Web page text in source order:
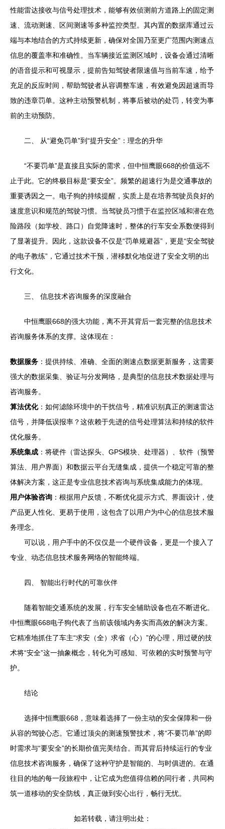
性能雷达接收与信号处理技术，能够有效侦测前方道路上的固定测
速、流动测速、区间测速等多种监控类型。其内置的数据库通过云
端与本地结合的方式持续更新，确保对全国乃至更广范围内测速点
信息的覆盖率和准确性。当车辆接近监测区域时，设备会通过清晰
的语音提示和可视显示，提前告知驾驶者限速值与当前车速，给予
充足的反应时间，帮助驾驶者从容调整车速，有效避免因超速而导
致的违章罚单。这种主动预警机制，将事后被动的处罚，转变为事
前的主动预防。
二、 从“避免罚单”到“提升安全”：理念的升华
“不要罚单”是直接且实际的需求，但中恒鹰眼668的价值远不
止于此。它的终极目标是“要安全”。频繁的超速行为是交通事故的
重要诱因之一。电子狗的持续提醒，实质上是在培养驾驶员良好的
速度意识和规范的驾驶习惯。当驾驶员习惯于在监控区域和潜在危
险路段（如学校、路口）自觉降速时，整体的行车安全系数便得到
了显著提升。因此，这款设备不仅是“罚单规避器”，更是“安全驾驶
的电子教练”，它通过技术干预，潜移默化地促进了安全文明的出
行文化。
三、 信息技术咨询服务的深度融合
中恒鹰眼668的强大功能，离不开其背后一套完整的信息技术
咨询服务体系的支撑。这体现在：
数据服务 ：提供持续、准确、全面的测速点数据更新服务，这需要
强大的数据采集、验证与分发网络，是典型的信息技术数据处理与
咨询服务。
算法优化：如何滤除环境中的干扰信号，精准识别真正的测速雷达
信号，并降低误报率？这依赖于先进的信号处理算法和持续的软件
优化服务。
系统集成 ：将硬件（雷达探头、GPS模块、处理器）、软件（预警
算法、用户界面）和数据云平台无缝集成，提供一个稳定可靠的整
体解决方案，这正是专业信息技术咨询与系统集成能力的体现。
用户体验咨询 ：根据用户反馈，不断优化提示方式、界面设计，使
产品更人性化、更易于使用，这包含了以用户为中心的信息技术服
务理念。
可以说，用户手中的不仅仅是一个硬件设备，更是一个接入了
专业、动态信息技术服务网络的智能终端。
四、 智能出行时代的可靠伙伴
随着智能交通系统的发展，行车安全辅助设备也在不断进化。
中恒鹰眼668电子狗代表了当前该领域内务实而高效的解决方案。
它精准地抓住了车主“求安（全）求省（心）”的心理，用过硬的技
术将“安全”这一抽象概念，转化为可感知、可依赖的实时预警与守
护。
结论
选择中恒鹰眼668，意味着选择了一份主动的安全保障和一份
从容的驾驶心态。它通过顶尖的测速预警技术，将“不要罚单”的即
时需求与“要安全”的长期价值完美结合。而其背后持续运行的专业
信息技术咨询服务，确保了这种守护是智能的、与时俱进的。在通
往目的地的每一段旅程中，让它成为您值得信赖的同行者，共同构
筑一道移动的安全防线，真正做到安心出行，畅行无忧。
如若转载，请注明出处：